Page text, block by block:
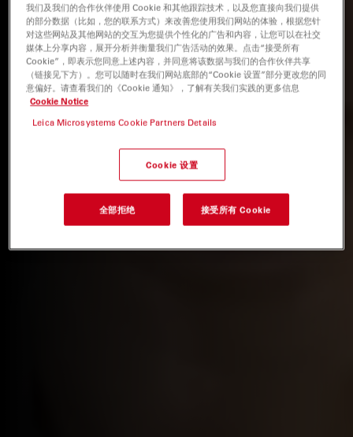
我们及我们的合作伙伴使用 Cookie 和其他跟踪技术，以及您直接向我们提供
的部分数据（比如，您的联系方式）来改善您使用我们网站的体验，根据您针
对这些网站及其他网站的交互为您提供个性化的广告和内容，让您可以在社交
媒体上分享内容，展开分析并衡量我们广告活动的效果。点击“接受所有
Cookie”，即表示您同意上述内容，并同意将该数据与我们的合作伙伴共享
（链接见下方）。您可以随时在我们网站底部的“Cookie 设置”部分更改您的同
意偏好。请查看我们的《Cookie 通知》，了解有关我们实践的更多信息
Cookie Notice
Leica Microsystems Cookie Partners Details
Cookie 设置
全部拒绝 接受所有 Cookie